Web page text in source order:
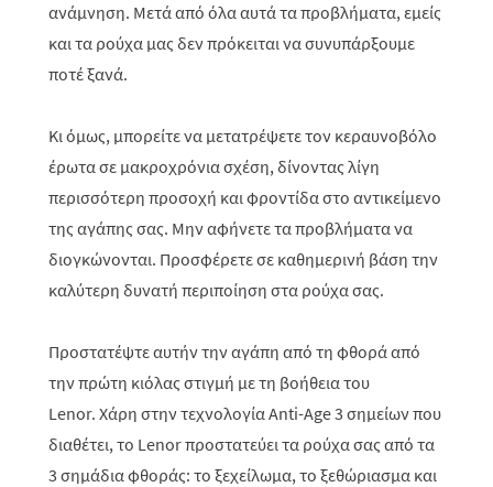
ανάμνηση. Μετά από όλα αυτά τα προβλήματα, εμείς
και τα ρούχα μας δεν πρόκειται να συνυπάρξουμε
ποτέ ξανά.
Κι όμως, μπορείτε να μετατρέψετε τον κεραυνοβόλο
έρωτα σε μακροχρόνια σχέση, δίνοντας λίγη
περισσότερη προσοχή και φροντίδα στο αντικείμενο
της αγάπης σας. Μην αφήνετε τα προβλήματα να
διογκώνονται. Προσφέρετε σε καθημερινή βάση την
καλύτερη δυνατή περιποίηση στα ρούχα σας.
Προστατέψτε αυτήν την αγάπη από τη φθορά από
την πρώτη κιόλας στιγμή με τη βοήθεια του
Lenor. Χάρη στην τεχνολογία Anti-Age 3 σημείων που
διαθέτει, το Lenor προστατεύει τα ρούχα σας από τα
3 σημάδια φθοράς: το ξεχείλωμα, το ξεθώριασμα και